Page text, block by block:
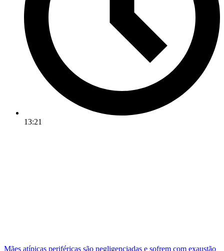
13:21
Mães atípicas periféricas são negligenciadas e sofrem com exaustão